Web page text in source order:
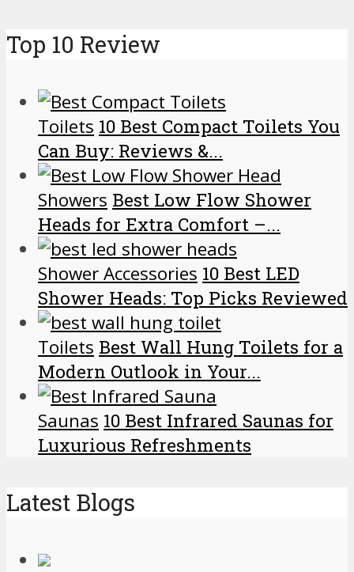
Top 10 Review
Toilets 10 Best Compact Toilets You
Can Buy: Reviews &...
Showers Best Low Flow Shower
Heads for Extra Comfort –...
Shower Accessories 10 Best LED
Shower Heads: Top Picks Reviewed
Toilets Best Wall Hung Toilets for a
Modern Outlook in Your...
Saunas 10 Best Infrared Saunas for
Luxurious Refreshments
Latest Blogs